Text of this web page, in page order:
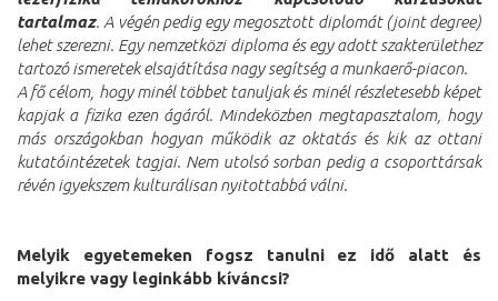
tartalmaz. A végén pedig egy megosztott diplomát (joint degree)
lehet szerezni. Egy nemzetközi diploma és egy adott szakterülethez
tartozó ismeretek elsajátítása nagy segítség a munkaerő-piacon.
A fő célom, hogy minél többet tanuljak és minél részletesebb képet
kapjak a fizika ezen ágáról. Mindeközben megtapasztalom, hogy
más országokban hogyan működik az oktatás és kik az ottani
kutatóintézetek tagjai. Nem utolsó sorban pedig a csoporttársak
révén igyekszem kulturálisan nyitottabbá válni.
Melyik egyetemeken fogsz tanulni ez idő alatt és
melyikre vagy leginkább kíváncsi?